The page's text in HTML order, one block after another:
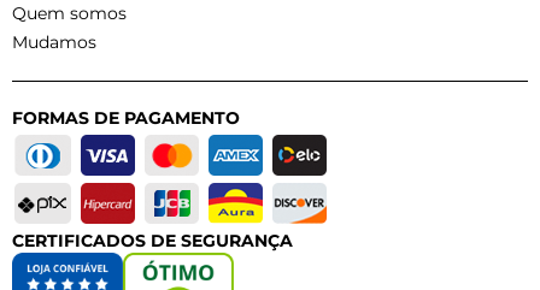
Quem somos
Mudamos
FORMAS DE PAGAMENTO
CERTIFICADOS DE SEGURANÇA